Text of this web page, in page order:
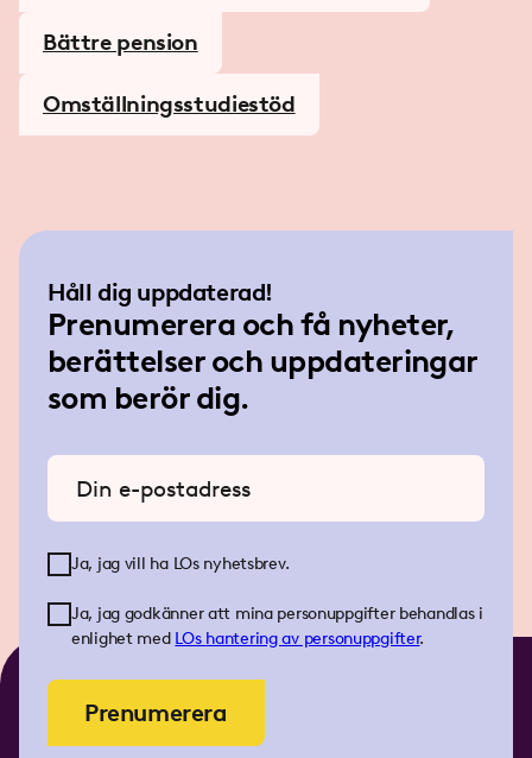
Bättre pension
Omställningsstudiestöd
Håll dig uppdaterad!
Prenumerera och få nyheter,
berättelser och uppdateringar
som berör dig.
Ange din e-postadress
Ja, jag vill ha LOs nyhetsbrev.
Ja, jag godkänner att mina personuppgifter behandlas i
enlighet med LOs hantering av personuppgifter.
Prenumerera